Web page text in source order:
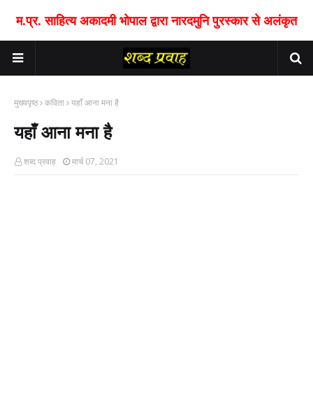
म.प्र. साहित्य अकादमी भोपाल द्वारा नारदमुनि पुरस्कार से अलंकृत
मुख्यपृष्ठ कविता यहाँ आना मना है
यहाँ आना मना है
शब्द प्रवाह मार्च 07, 2021